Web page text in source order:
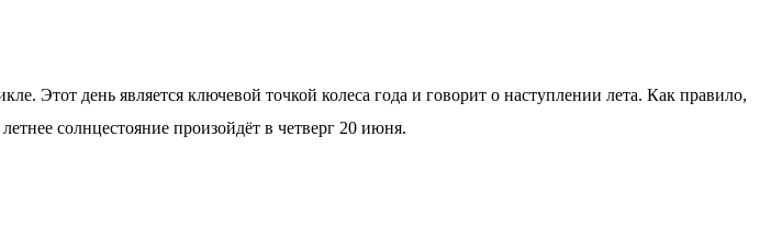
Этот день является ключевой точкой колеса года и говорит о наступлении лета. Как правило,
солнцестояние произойдёт в четверг 20 июня.